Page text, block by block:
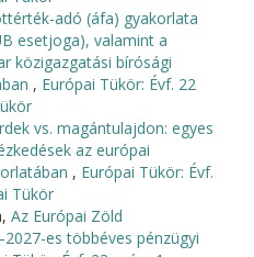
adó (áfa) gyakorlata
esetjoga), valamint a
közigazgatási bírósági
, Európai Tükör: Évf. 22
vs. magántulajdon: egyes
az európai
, Európai Tükör: Évf.
Tükör
Az Európai Zöld
es többéves pénzügyi